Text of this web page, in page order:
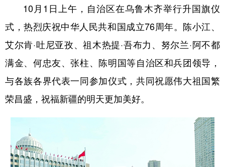
北京 天津 河北 山西
辽宁 吉林 上海 江苏
浙江 安徽 福建 江西
山东 河南 湖北 湖南
陕西 宁夏
新疆 内蒙古
10月1日上午，自治区在乌鲁木齐举行升国旗仪
式，热烈庆祝中华人民共和国成立76周年。陈小江、
艾尔肯·吐尼亚孜、祖木热提·吾布力、努尔兰·阿不都
满金、何忠友、张柱、陈明国等自治区和兵团领导，
与各族各界代表一同参加仪式，共同祝愿伟大祖国繁
荣昌盛，祝福新疆的明天更加美好。